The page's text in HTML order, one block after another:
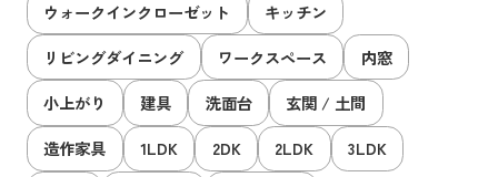
ウォークインクローゼット
キッチン
リビングダイニング
ワークスペース
内窓
小上がり
建具 洗面台
玄関 / 土間
造作家具
1LDK 2DK 2LDK
3LDK